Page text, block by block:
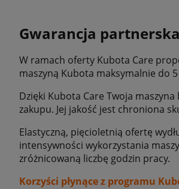
Gwarancja
W ramach oferty Kubota Care
maszyną Kubota maksymalnie do
Dzięki Kubota Care Twoja
zakupu. Jej jakość jest chroniona
Elastyczną, pięcioletnią ofertę
intensywności wykorzystania
zróżnicowaną liczbę godzin pracy.
Korzyści płynące z programu